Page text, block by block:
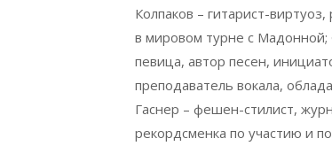
Колпаков – гитарист-
в мировом турне с Мадонной;
певица, автор песен,
преподаватель вокала,
Гаснер – фешен-стилист,
рекордсменка по участию и